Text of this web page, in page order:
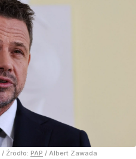
/ Źródło: PAP / Albert Zawada